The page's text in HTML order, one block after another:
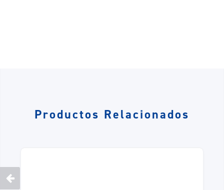
Productos Relacionados